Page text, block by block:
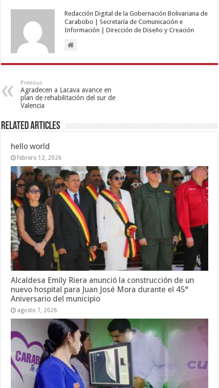
Redacción Digital de la Gobernación Bolivariana de
Carabobo | Secretaría de Comunicación e
Información | Dirección de Diseño y Creación
Previous
Agradecen a Lacava avance en
plan de rehabilitación del sur de
Valencia
Related Articles
hello world
febrero 12, 2026
Alcaldesa Emily Riera anunció la construcción de un
nuevo hospital para Juan José Mora durante el 45°
Aniversario del municipio
agosto 7, 2026